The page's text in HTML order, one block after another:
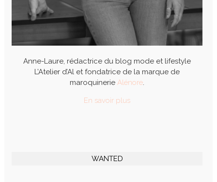
Anne-Laure, rédactrice du blog mode et lifestyle
L’Atelier d’Al et fondatrice de la marque de
maroquinerie Alénore.
En savoir plus
WANTED